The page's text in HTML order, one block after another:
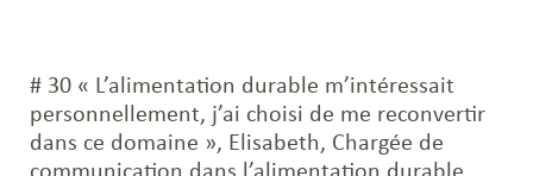
# 30 « L’alimentation durable m’intéressait
personnellement, j’ai choisi de me reconvertir
dans ce domaine », Elisabeth, Chargée de